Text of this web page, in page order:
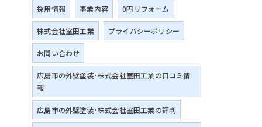
採用情報 事業内容 0円リフォーム
株式会社室田工業 プライバシーポリシー
お問い合わせ
広島市の外壁塗装･株式会社室田工業の口コミ情
報
広島市の外壁塗装･株式会社室田工業の評判